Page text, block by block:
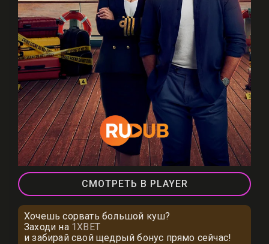
СМОТРЕТЬ В PLAYER
Хочешь сорвать большой куш?
Заходи на 1XBET
и забирай свой щедрый бонус прямо сейчас!